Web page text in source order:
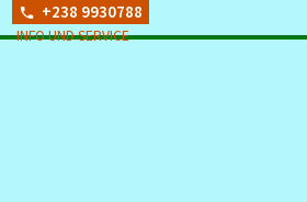
INFO UND SERVICE
+238 9930788